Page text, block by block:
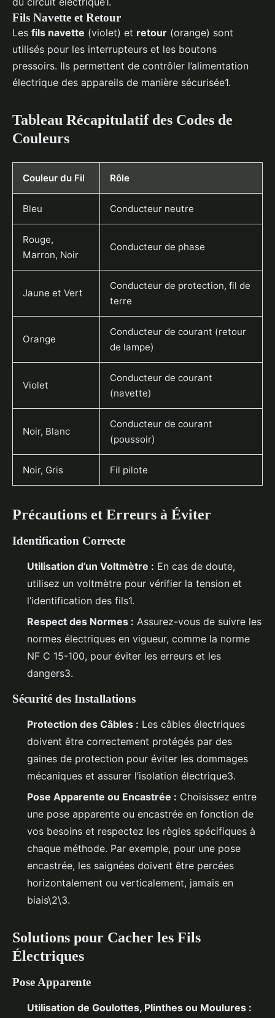
Fils Navette et Retour
Les fils navette (violet) et retour (orange) sont
utilisés pour les interrupteurs et les boutons
pressoirs. Ils permettent de contrôler l’alimentation
électrique des appareils de manière sécurisée1.
Tableau Récapitulatif des Codes de
Couleurs
Couleur du Fil Rôle
Bleu Conducteur neutre
Rouge,
Marron, Noir
Conducteur de phase
Jaune et Vert
Conducteur de protection, fil de
terre
Orange
Conducteur de courant (retour
de lampe)
Violet
Conducteur de courant
(navette)
Noir, Blanc
Conducteur de courant
(poussoir)
Noir, Gris Fil pilote
Précautions et Erreurs à Éviter
Identification Correcte
Utilisation d’un Voltmètre : En cas de doute,
utilisez un voltmètre pour vérifier la tension et
l’identification des fils1.
Respect des Normes : Assurez-vous de suivre les
normes électriques en vigueur, comme la norme
NF C 15-100, pour éviter les erreurs et les
dangers3.
Sécurité des Installations
Protection des Câbles : Les câbles électriques
doivent être correctement protégés par des
gaines de protection pour éviter les dommages
mécaniques et assurer l’isolation électrique3.
Pose Apparente ou Encastrée : Choisissez entre
une pose apparente ou encastrée en fonction de
vos besoins et respectez les règles spécifiques à
chaque méthode. Par exemple, pour une pose
encastrée, les saignées doivent être percées
horizontalement ou verticalement, jamais en
biais\2\3.
Solutions pour Cacher les Fils
Électriques
Pose Apparente
Utilisation de Goulottes, Plinthes ou Moulures :